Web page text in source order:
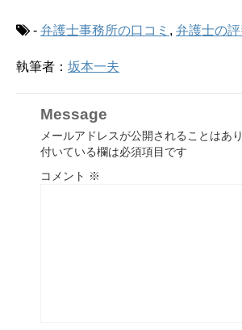
- 弁護士事務所の口コミ , 弁護士の
執筆者： 坂本一夫
Message
メールアドレスが公開されることはあり
付いている欄は必須項目です
コメント ※